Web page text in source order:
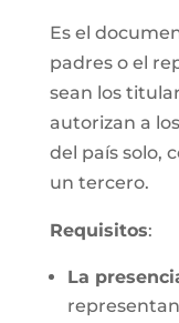
Es el
padres o el
sean los
autorizan a
del país solo,
un tercero.
Requisitos:
La